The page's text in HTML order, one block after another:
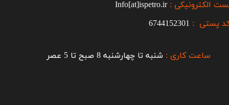
ساعت کاری : شنبه تا چهارشنبه 8 صبح تا 5 عصر
الکترونیکی :Info[at]ispetro.ir
پستی : 6744152301